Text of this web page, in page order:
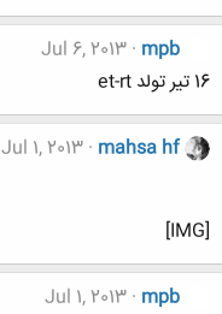
mpb
Jul 6, 2013
16 تیر تولد et-rt
mahsa hf
Jul 1, 2013
[IMG]
mpb
Jul 1, 2013